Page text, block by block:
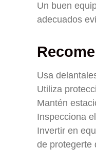
Un buen
adecuados
Usa
Utiliza
Mantén
Inspecciona
Invertir en
de protegerte